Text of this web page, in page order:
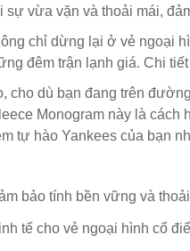
sự vừa vặn và thoải mái,
chỉ dừng lại ở vẻ ngoại
đêm trận lạnh giá. Chi
cho dù bạn đang trên
Monogram này là
tự hào Yankees của bạn
bảo tính bền vững và
tế cho vẻ ngoại hình cổ